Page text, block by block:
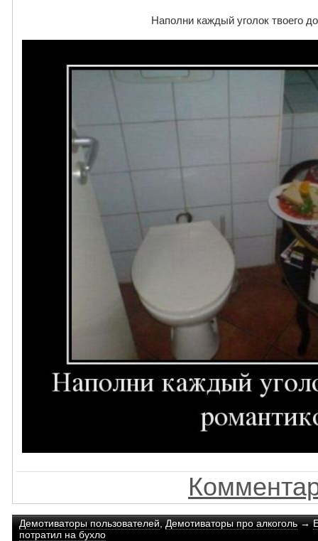
Наполни каждый уголок твоего
Демотиваторы пользователей,Демотиваторы про алкоголь→
потратил на бухло